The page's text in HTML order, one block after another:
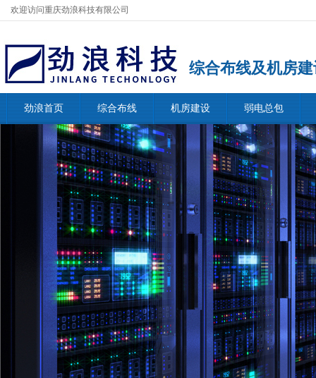
欢迎访问重庆劲浪科技有限公司
综合布线及机房
劲浪首页 综合布线 机房建设 弱电总包